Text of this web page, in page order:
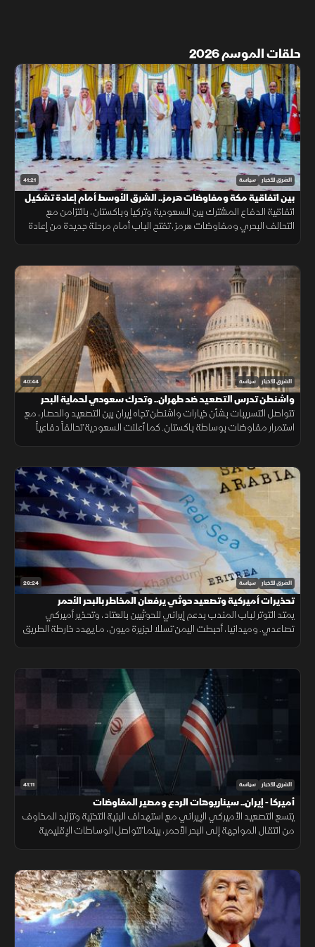
حلقات الموسم 2026
41:21 الشرق للأخبار سياسة
بين اتفاقية مكة ومفاوضات هرمز.. الشرق الأوسط أمام إعادة تشكيل
لخريطة الأمن الإقليمي
اتفاقية الدفاع المشترك بين السعودية وتركيا وباكستان، بالتزامن مع
التحالف البحري ومفاوضات هرمز، تفتح الباب أمام مرحلة جديدة من إعادة
40:44 الشرق للأخبار سياسة
واشنطن تدرس التصعيد ضد طهران.. وتحرك سعودي لحماية البحر
الأحمر
تتواصل التسريبات بشأن خيارات واشنطن تجاه إيران بين التصعيد والحصار، مع
استمرار مفاوضات بوساطة باكستان. كما أعلنت السعودية تحالفاً دفاعياً
26:24 الشرق للأخبار سياسة
تحذيرات أميركية وتصعيد حوثي يرفعان المخاطر بالبحر الأحمر
يمتد التوتر لباب المندب بدعم إيراني للحوثيين بالعتاد، وتحذير أميركي
تصاعدي. وميدانيا، أحبطت اليمن تسللا لجزيرة ميون، ما يهدد خارطة الطريق
41:11 الشرق للأخبار سياسة
أميركا - إيران.. سيناريوهات الردع ومصير المفاوضات
يتسع التصعيد الأميركي الإيراني مع استهداف البنية التحتية وتزايد المخاوف
من انتقال المواجهة إلى البحر الأحمر، بينما تتواصل الوساطات الإقليمية